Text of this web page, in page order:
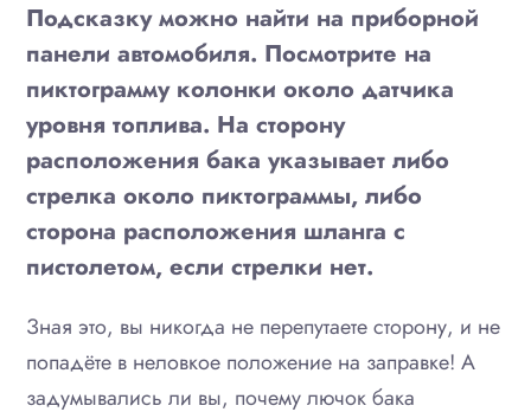
Подсказку можно найти на приборной
панели автомобиля. Посмотрите на
пиктограмму колонки около датчика
уровня топлива. На сторону
расположения бака указывает либо
стрелка около пиктограммы, либо
сторона расположения шланга с
пистолетом, если стрелки нет.
Зная это, вы никогда не перепутаете сторону, и не
попадёте в неловкое положение на заправке! А
задумывались ли вы, почему лючок бака